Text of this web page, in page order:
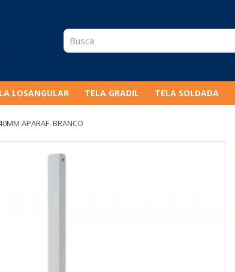
LOSANGULAR TELA GRADIL TELA SOLDADA
APARAF. BRANCO